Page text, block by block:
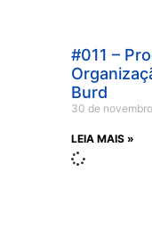
#011 –
Burd
30 de
LEIA MAIS »